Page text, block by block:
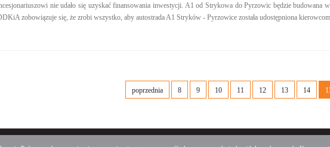
nie udało się uzyskać finansowania inwestycji. A1 od Strykowa do Pyrzowic będzie
zobowiązuje się, że zrobi wszystko, aby autostrada A1 Stryków - Pyrzowice została udostępniona
poprzednia 8 9 10 11 12 13 14